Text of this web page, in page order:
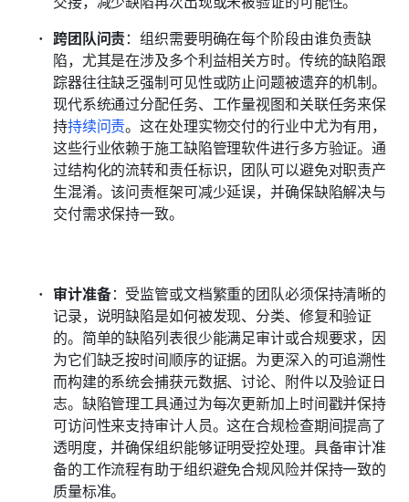
跨团队问责：组织需要明确在每个阶段由谁负责缺
陷，尤其是在涉及多个利益相关方时。传统的缺陷跟
踪器往往缺乏强制可见性或防止问题被遗弃的机制。
现代系统通过分配任务、工作量视图和关联任务来保
持持续问责。这在处理实物交付的行业中尤为有用，
这些行业依赖于施工缺陷管理软件进行多方验证。通
过结构化的流转和责任标识，团队可以避免对职责产
生混淆。该问责框架可减少延误，并确保缺陷解决与
交付需求保持一致。
审计准备：受监管或文档繁重的团队必须保持清晰的
记录，说明缺陷是如何被发现、分类、修复和验证
的。简单的缺陷列表很少能满足审计或合规要求，因
为它们缺乏按时间顺序的证据。为更深入的可追溯性
而构建的系统会捕获元数据、讨论、附件以及验证日
志。缺陷管理工具通过为每次更新加上时间戳并保持
可访问性来支持审计人员。这在合规检查期间提高了
透明度，并确保组织能够证明受控处理。具备审计准
备的工作流程有助于组织避免合规风险并保持一致的
质量标准。